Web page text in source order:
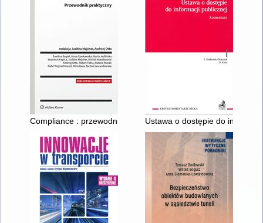
Compliance : przewodnik praktycznyUstawa o dostępie do